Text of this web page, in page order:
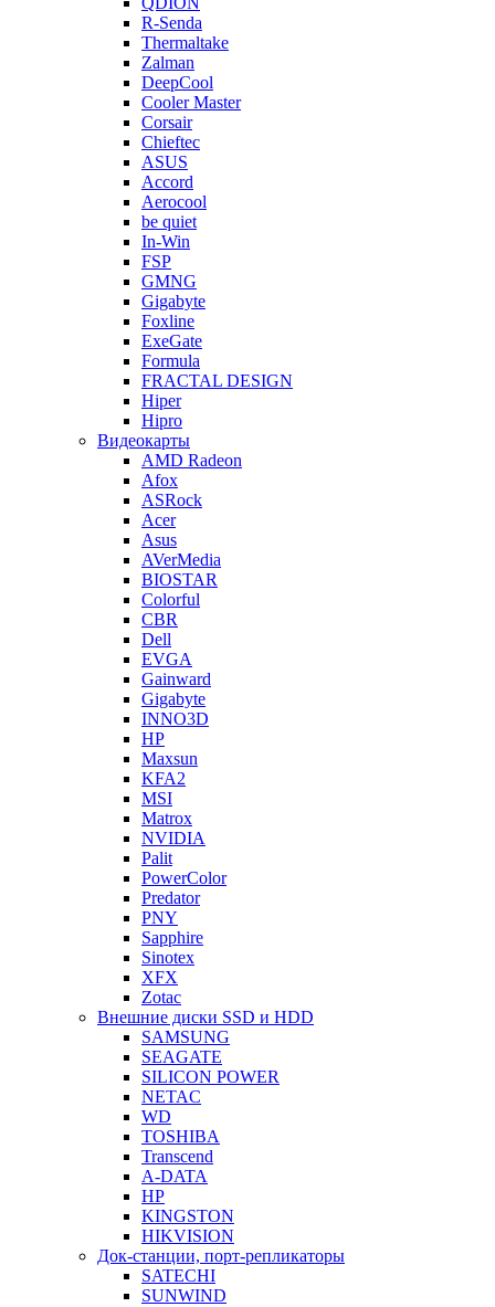
R-Senda
Thermaltake
Zalman
DeepCool
Cooler Master
Corsair
Chieftec
ASUS
Accord
Aerocool
be quiet
In-Win
FSP
GMNG
Gigabyte
Foxline
ExeGate
Formula
FRACTAL DESIGN
Hiper
Hipro
Видеокарты
AMD Radeon
Afox
ASRock
Acer
Asus
AVerMedia
BIOSTAR
Colorful
CBR
Dell
EVGA
Gainward
Gigabyte
INNO3D
HP
Maxsun
KFA2
MSI
Matrox
NVIDIA
Palit
PowerColor
Predator
PNY
Sapphire
Sinotex
XFX
Zotac
Внешние диски SSD и HDD
SAMSUNG
SEAGATE
SILICON POWER
NETAC
WD
TOSHIBA
Transcend
A-DATA
HP
KINGSTON
HIKVISION
Док-станции, порт-репликаторы
SATECHI
SUNWIND